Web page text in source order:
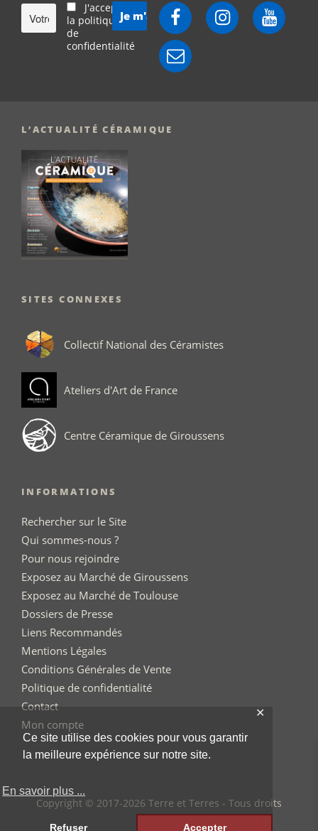
Ce site utilise des cookies pour vous garantir
la meilleure expérience sur notre site.
En savoir plus ...
Refuser Accepter
✕
J'accepte
la politique
de
confidentialité
FacebookInstagramYouTube
E-
mail
L’ACTUALITÉ CÉRAMIQUE
SITES CONNEXES
Collectif National des Céramistes
Ateliers d'Art de France
Centre Céramique de Giroussens
INFORMATIONS
Rechercher sur le Site
Qui sommes-nous ?
Pour nous rejoindre
Exposez au Marché de Giroussens
Exposez au Marché de Toulouse
Dossiers de Presse
Liens Recommandés
Mentions Légales
Conditions Générales de Vente
Politique de confidentialité
Contact
Mon compte
Copyright © 2017-2026 Terre et Terres - Tous droits
réservés